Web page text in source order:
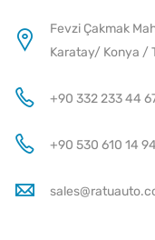
Fevzi Çakmak
Karatay/ Konya /
+90 332 233 44
+90 530 610 14 94